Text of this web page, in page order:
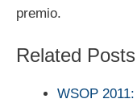
premio.
Related
WSOP